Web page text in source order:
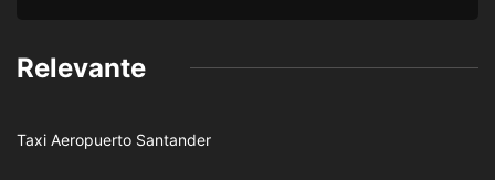
Relevante
Taxi Aeropuerto Santander